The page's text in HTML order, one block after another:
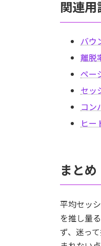
関連用
バウ
離脱
ペー
セッ
コン
ヒー
まとめ
平均セッ
を推し量
ず、迷っ